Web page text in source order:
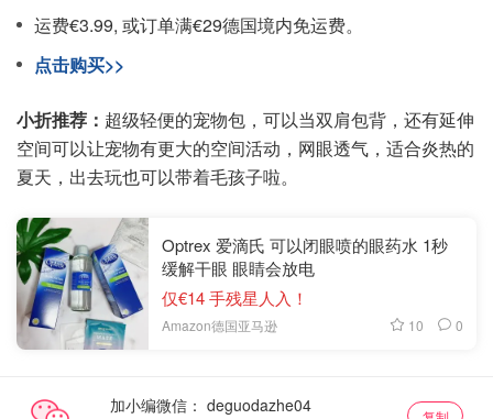
运费€3.99, 或订单满€29德国境内免运费。
点击购买>>
小折推荐： 超级轻便的宠物包，可以当双肩包背，还有延伸
空间可以让宠物有更大的空间活动，网眼透气，适合炎热的
夏天，出去玩也可以带着毛孩子啦。
Optrex 爱滴氏 可以闭眼喷的眼药水 1秒
缓解干眼 眼睛会放电
仅€14 手残星人入！
Amazon德国亚马逊 10 0
加小编微信：